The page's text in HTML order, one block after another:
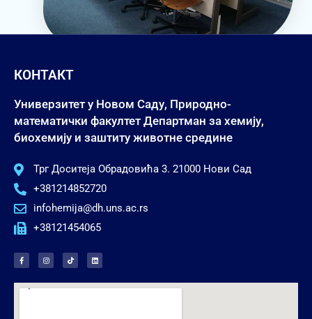
КОНТАКТ
Универзитет у Новом Саду, Природно-
математички факултет Департман за хемију,
биохемију и заштиту животне средине
Трг Доситеја Обрадовића 3. 21000 Нови Сад
+381214852720
infohemija@dh.uns.ac.rs
+38121454065